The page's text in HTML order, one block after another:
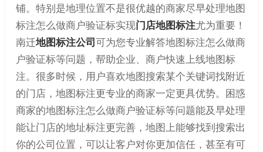
铺。特别是地理位置不是很优越的商家尽早处理地图
标注怎么做商户验证标实现门店地图标注尤为重要！
南迁地图标注公司可为您专业解答地图标注怎么做商
户验证标等问题，帮助企业、商户快速上线地图标
注。很多时候，用户喜欢地图搜索某个关键词找附近
的门店，地图标注更专业的商家一定更具优势。困惑
商家的地图标注怎么做商户验证标等问题能及早处理
能让门店的地址标注更完善，地图上能够找到搜索出
你的公司位置，可以让客户对你更加信任，甚至有可